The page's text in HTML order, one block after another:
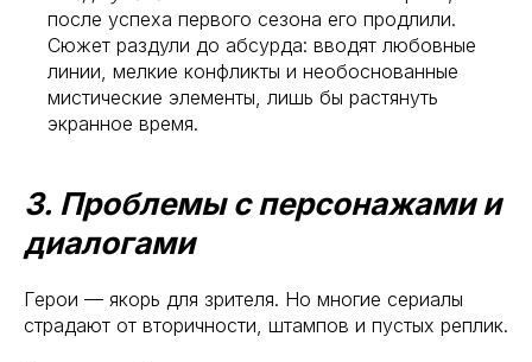
после успеха первого сезона его продлили.
Сюжет раздули до абсурда: вводят любовные
линии, мелкие конфликты и необоснованные
мистические элементы, лишь бы растянуть
экранное время.
3. Проблемы с персонажами и
диалогами
Герои — якорь для зрителя. Но многие сериалы
страдают от вторичности, штампов и пустых реплик.